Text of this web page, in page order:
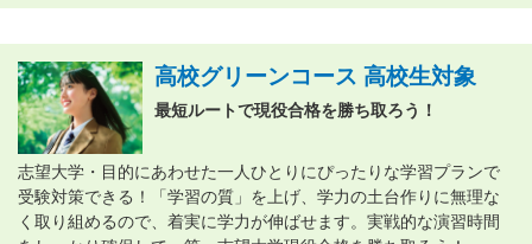
高校グリーンコース 高校生対象
最短ルートで現役合格を勝ち取ろう！
志望大学・目的にあわせた一人ひとりにぴったりな学習プランで
受験対策できる！「学習の質」を上げ、学力の土台作りに無理な
く取り組めるので、着実に学力が伸ばせます。実戦的な演習時間